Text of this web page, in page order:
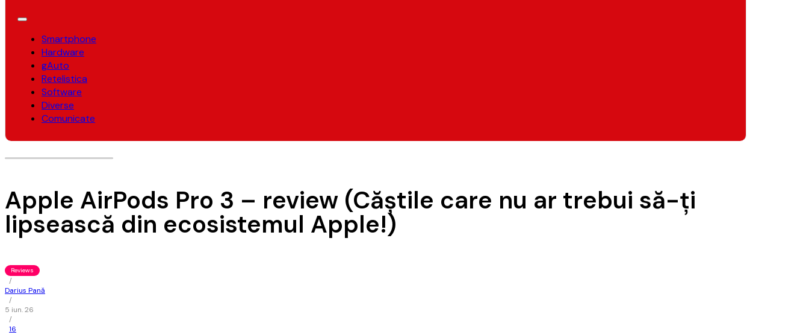
Smartphone
Hardware
gAuto
Retelistica
Software
Diverse
Comunicate
Apple AirPods Pro 3 – review (Căștile care nu ar trebui să-ți
lipsească din ecosistemul Apple!)
Reviews
/
Darius Pană
/
5 iun. 26
/
16